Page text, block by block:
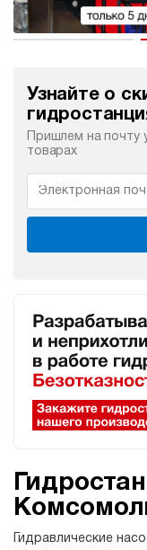
Узнайте о
Пришлем на почту
товарах
Гидравлические